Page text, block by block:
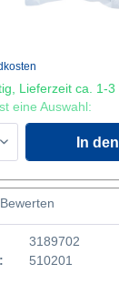
Lieferzeit ca. 1-3
eine Auswahl:
In den
Bewerten
3189702
510201